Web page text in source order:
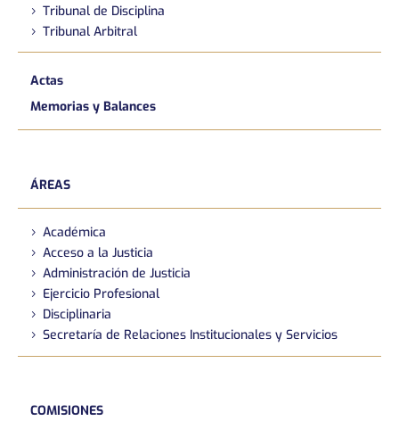
Tribunal de Disciplina
Tribunal Arbitral
Actas
Memorias y Balances
ÁREAS
Académica
Acceso a la Justicia
Administración de Justicia
Ejercicio Profesional
Disciplinaria
Secretaría de Relaciones Institucionales y Servicios
COMISIONES